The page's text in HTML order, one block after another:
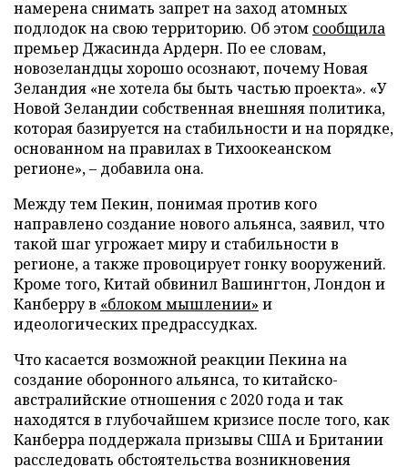
намерена снимать запрет на заход атомных
подлодок на свою территорию. Об этом сообщила
премьер Джасинда Ардерн. По ее словам,
новозеландцы хорошо осознают, почему Новая
Зеландия «не хотела бы быть частью проекта». «У
Новой Зеландии собственная внешняя политика,
которая базируется на стабильности и на порядке,
основанном на правилах в Тихоокеанском
регионе», – добавила она.
Между тем Пекин, понимая против кого
направлено создание нового альянса, заявил, что
такой шаг угрожает миру и стабильности в
регионе, а также провоцирует гонку вооружений.
Кроме того, Китай обвинил Вашингтон, Лондон и
Канберру в «блоком мышлении» и
идеологических предрассудках.
Что касается возможной реакции Пекина на
создание оборонного альянса, то китайско-
австралийские отношения с 2020 года и так
находятся в глубочайшем кризисе после того, как
Канберра поддержала призывы США и Британии
расследовать обстоятельства возникновения